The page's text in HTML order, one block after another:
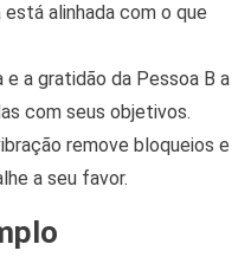
alinhada com o que
e a gratidão da Pessoa B a
com seus objetivos.
remove bloqueios e
a seu favor.